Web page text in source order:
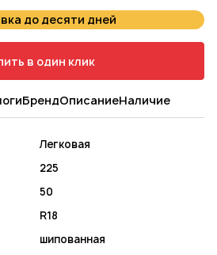
до десяти дней
в один клик
БрендОписаниеНаличие
Легковая
225
50
R18
шипованная